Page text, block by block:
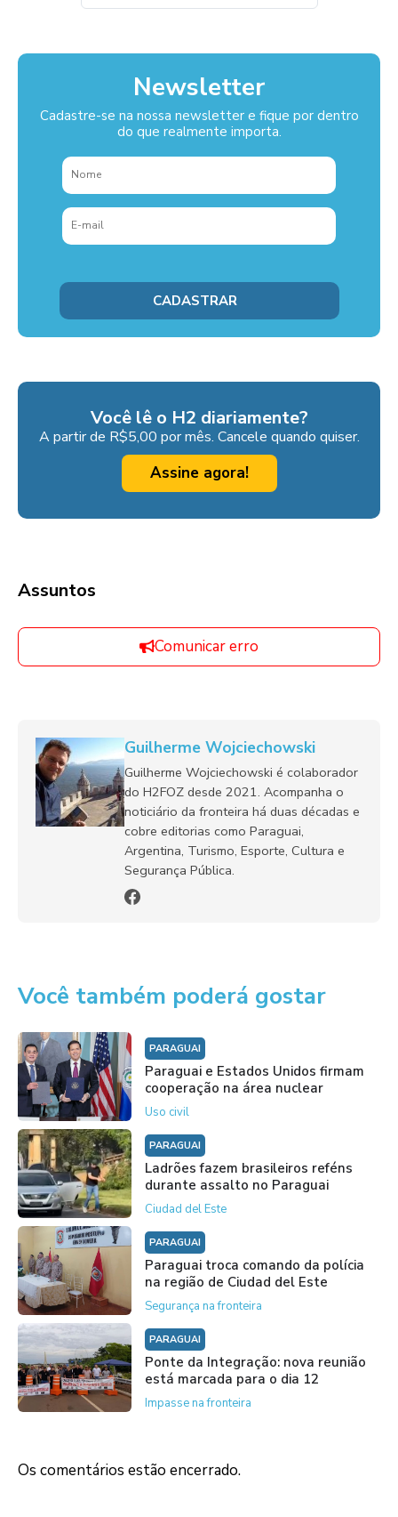
Newsletter
Cadastre-se na nossa newsletter e fique por dentro
do que realmente importa.
Você lê o H2 diariamente?
A partir de R$5,00 por mês. Cancele quando quiser.
Assine agora!
Assuntos
Comunicar erro
Guilherme Wojciechowski
Guilherme Wojciechowski é colaborador
do H2FOZ desde 2021. Acompanha o
noticiário da fronteira há duas décadas e
cobre editorias como Paraguai,
Argentina, Turismo, Esporte, Cultura e
Segurança Pública.
Você também poderá gostar
PARAGUAI
Paraguai e Estados Unidos firmam
cooperação na área nuclear
Uso civil
PARAGUAI
Ladrões fazem brasileiros reféns
durante assalto no Paraguai
Ciudad del Este
PARAGUAI
Paraguai troca comando da polícia
na região de Ciudad del Este
Segurança na fronteira
PARAGUAI
Ponte da Integração: nova reunião
está marcada para o dia 12
Impasse na fronteira
Os comentários estão encerrado.